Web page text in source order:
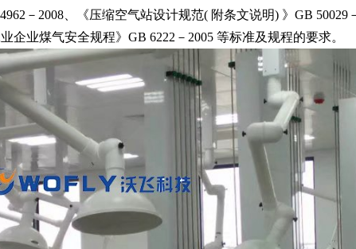
－2008、《压缩空气站设计规范( 附条文说明) 》GB
企业煤气安全规程》GB 6222－2005 等标准及规程的要求。